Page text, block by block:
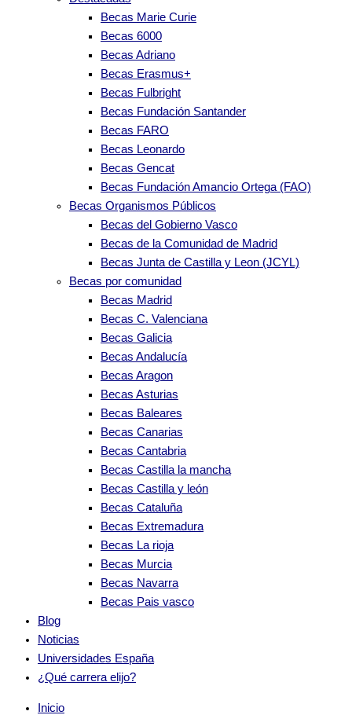
Becas Marie Curie
Becas 6000
Becas Adriano
Becas Erasmus+
Becas Fulbright
Becas Fundación Santander
Becas FARO
Becas Leonardo
Becas Gencat
Becas Fundación Amancio Ortega (FAO)
Becas Organismos Públicos
Becas del Gobierno Vasco
Becas de la Comunidad de Madrid
Becas Junta de Castilla y Leon (JCYL)
Becas por comunidad
Becas Madrid
Becas C. Valenciana
Becas Galicia
Becas Andalucía
Becas Aragon
Becas Asturias
Becas Baleares
Becas Canarias
Becas Cantabria
Becas Castilla la mancha
Becas Castilla y león
Becas Cataluña
Becas Extremadura
Becas La rioja
Becas Murcia
Becas Navarra
Becas Pais vasco
Blog
Noticias
Universidades España
¿Qué carrera elijo?
Inicio